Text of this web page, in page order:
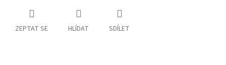
ZEPTAT SE HLÍDAT SDÍLET